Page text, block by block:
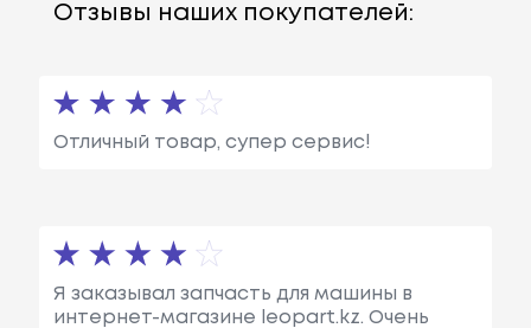
Отзывы наших покупателей:
Отличный товар, супер сервис!
Я заказывал запчасть для машины в
интернет-магазине leopart.kz. Очень